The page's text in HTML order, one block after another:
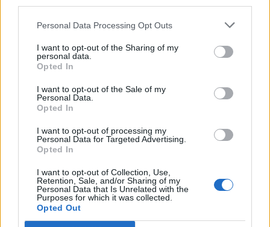
Personal Data Processing Opt Outs
I want to opt-out of the Sharing of my
personal data.
Opted In
I want to opt-out of the Sale of my
Personal Data.
Opted In
I want to opt-out of processing my
Personal Data for Targeted Advertising.
Opted In
I want to opt-out of Collection, Use,
Retention, Sale, and/or Sharing of my
Personal Data that Is Unrelated with the
Purposes for which it was collected.
Opted Out
di VareseNews.it, che rimane autonoma e indipendente. I messaggi inclusi nei
commenti non sono testi giornalistici, ma post inviati dai singoli lettori che
che includano uno o più link a siti esterni verranno rimossi in automatico dal